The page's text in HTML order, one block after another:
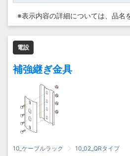
※表示内容の詳細については、 品名
電設
補強継ぎ金具
10_ケーブルラック 10_02_QRタイプ